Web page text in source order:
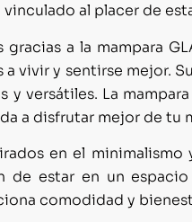
al placer de
a la mampara
vivir y sentirse mejor.
versátiles. La mampara
a disfrutar mejor de tu
en el minimalismo
de estar en un
comodidad y